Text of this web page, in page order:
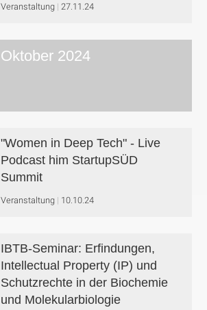
Veranstaltung 27.11.24
Oktober 2024
"Women in Deep Tech" - Live
Podcast him StartupSÜD
Summit
Veranstaltung 10.10.24
IBTB-Seminar: Erfindungen,
Intellectual Property (IP) und
Schutzrechte in der Biochemie
und Molekularbiologie